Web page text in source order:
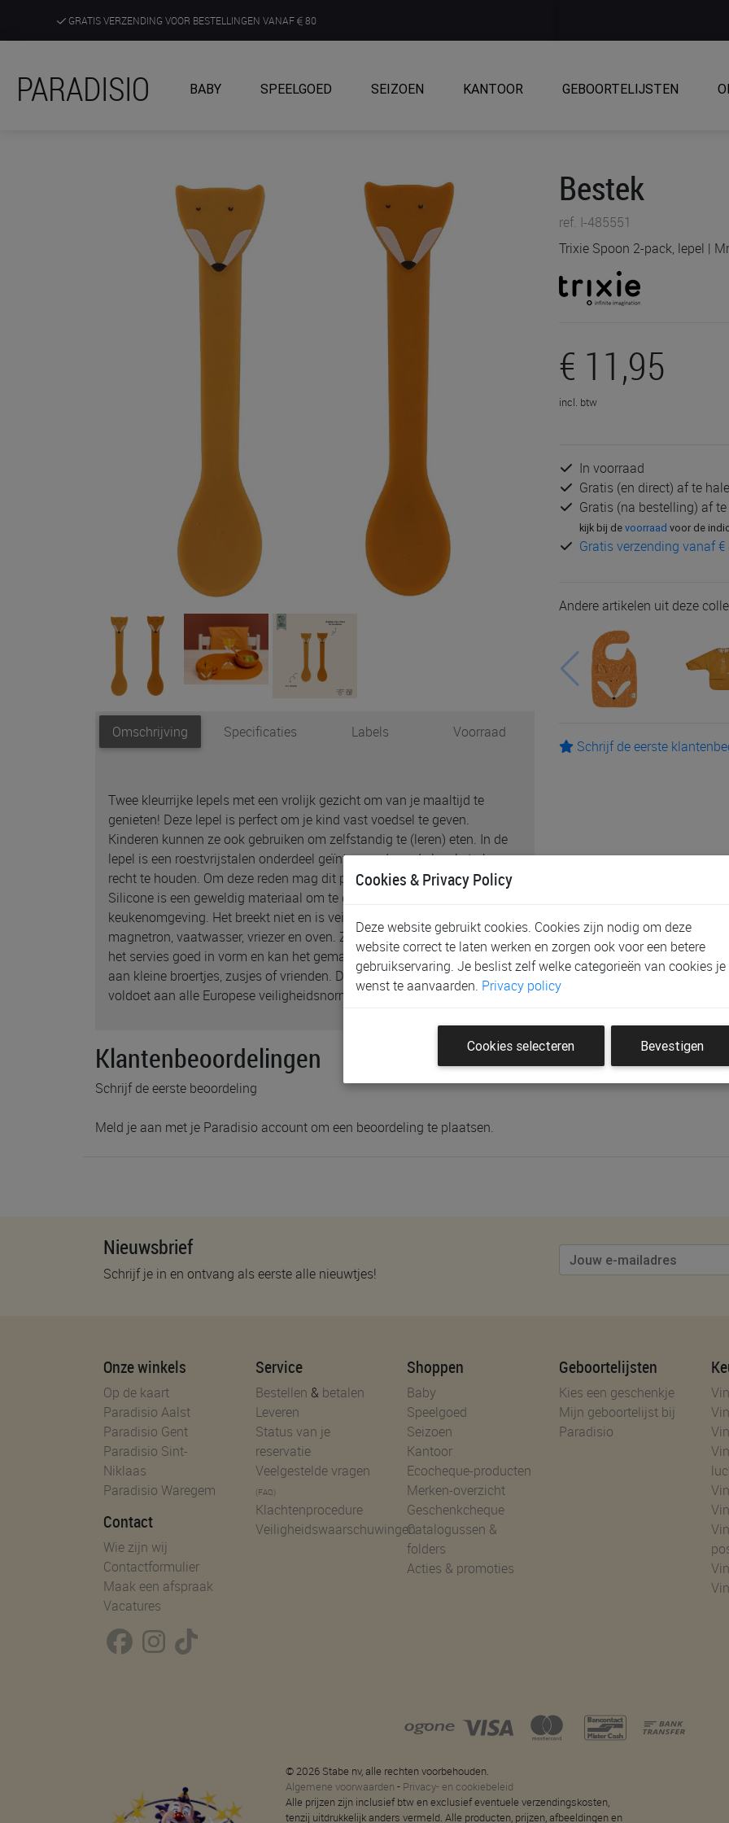
GRATIS VERZENDING VOOR BESTELLINGEN VANAF 80
ONTDEK, BELEEF EN KRIJG ADVIES IN ONZE WINKELS
PARADISIO BABY SPEELGOED SEIZOEN KANTOOR GEBOORTELIJSTEN
Omschrijving Specificaties Labels Voorraad
Twee kleurrijke lepels met een vrolijk gezicht om van je maaltijd te
genieten! Deze lepel is perfect om je kind vast voedsel te geven.
Kinderen kunnen ze ook gebruiken om zelfstandig te (leren) eten. In de
lepel is een roestvrijstalen onderdeel geïntegreerd om de lepel sterk en
recht te houden. Om deze reden mag dit product niet in de magentron.
Silicone is een geweldig materiaal om te gebruiken in de
keukenomgeving. Het breekt niet en is veilig te gebruiken in de
magnetron, vaatwasser, vriezer en oven. Zelfs bij intensief gebruik blijft
het servies goed in vorm en kan het gemakkelijk worden doorgegeven
aan kleine broertjes, zusjes of vrienden. De 100% food grade silicone
voldoet aan alle Europese veiligheidsnormen.
Bestek
ref. I-485551
Trixie Spoon 2-pack, lepel |
€ 11,95
incl. btw
In voorraad
Gratis (en direct) af te
Gratis (na bestelling) af
kijk bij devoorraad voor de
Gratis verzending vanaf €
Andere artikelen uit deze
Schrijf de eerste
Klantenbeoordelingen
Schrijf de eerste beoordeling
Meld je aan met je Paradisio account om een beoordeling te plaatsen.
Nieuwsbrief
Schrijf je in en ontvang als eerste alle nieuwtjes!
Onze winkels
Op de kaart
Paradisio Aalst
Paradisio Gent
Paradisio Sint-
Niklaas
Paradisio Waregem
Contact
Wie zijn wij
Contactformulier
Maak een afspraak
Vacatures
Service
Bestellen & betalen
Leveren
Status van je
reservatie
Veelgestelde vragen
(FAQ)
Klachtenprocedure
Veiligheidswaarschuwingen
Shoppen
Baby
Speelgoed
Seizoen
Kantoor
Ecocheque-producten
Merken-overzicht
Geschenkcheque
Catalogussen &
folders
Acties & promoties
Geboortelijsten
Kies een geschenkje
Mijn geboortelijst bij
Paradisio
© 2026 Stabe nv, alle rechten voorbehouden.
Algemene voorwaarden - Privacy- en cookiebeleid
Alle prijzen zijn inclusief btw en exclusief eventuele verzendingskosten,
tenzij uitdrukkelijk anders vermeld. Alle producten, prijzen, afbeeldingen en
Cookies & Privacy Policy
Deze website gebruikt cookies. Cookies zijn nodig om deze
website correct te laten werken en zorgen ook voor een betere
gebruikservaring. Je beslist zelf welke categorieën van cookies je
wenst te aanvaarden. Privacy policy
Cookies selecteren Bevestigen